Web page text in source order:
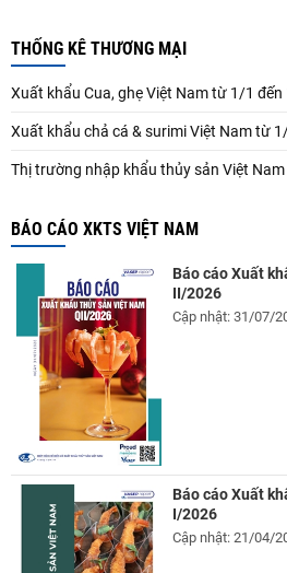
THỐNG KÊ THƯƠNG MẠI
Xuất khẩu Cua, ghẹ Việt Nam từ 1/1
Xuất khẩu chả cá & surimi Việt Nam từ
Thị trường nhập khẩu thủy sản Việt
BÁO CÁO XKTS VIỆT NAM
Báo cáo Xuất
II/2026
Cập nhật: 31/07/
Báo cáo Xuất
I/2026
Cập nhật: 21/04/